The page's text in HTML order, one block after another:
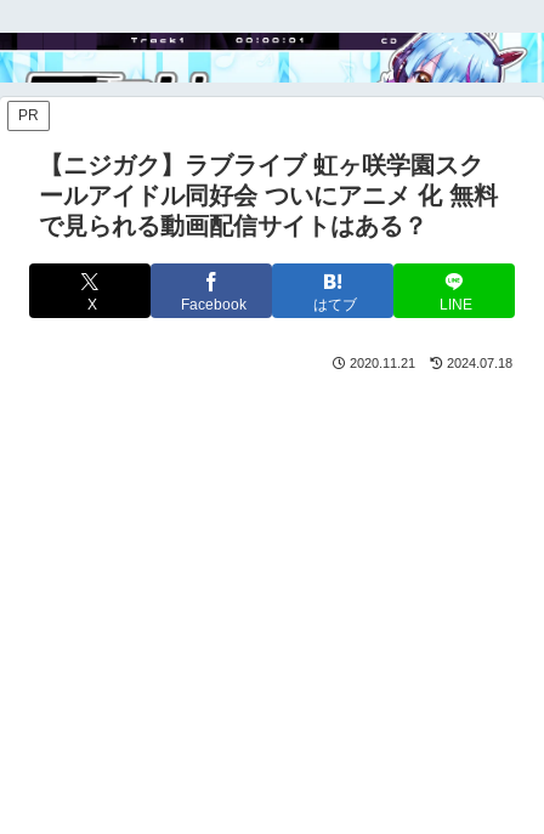
PR
【ニジガク】ラブライブ 虹ヶ咲学園スク
ールアイドル同好会 ついにアニメ 化 無料
で見られる動画配信サイトはある？
X Facebook はてブ LINE
2020.11.21 2024.07.18